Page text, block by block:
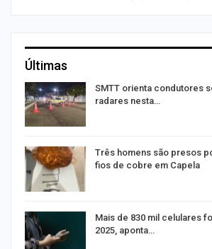
Últimas
SMTT orienta condutores
radares nesta…
Três homens são presos
fios de cobre em Capela
Mais de 830 mil celulares
2025, aponta…